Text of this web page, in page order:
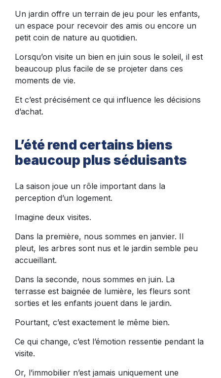
Un jardin offre un terrain de jeu pour les enfants,
un espace pour recevoir des amis ou encore un
petit coin de nature au quotidien.
Lorsqu’on visite un bien en juin sous le soleil, il est
beaucoup plus facile de se projeter dans ces
moments de vie.
Et c’est précisément ce qui influence les décisions
d’achat.
L’été rend certains biens
beaucoup plus séduisants
La saison joue un rôle important dans la
perception d’un logement.
Imagine deux visites.
Dans la première, nous sommes en janvier. Il
pleut, les arbres sont nus et le jardin semble peu
accueillant.
Dans la seconde, nous sommes en juin. La
terrasse est baignée de lumière, les fleurs sont
sorties et les enfants jouent dans le jardin.
Pourtant, c’est exactement le même bien.
Ce qui change, c’est l’émotion ressentie pendant la
visite.
Or, l’immobilier n’est jamais uniquement une